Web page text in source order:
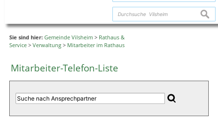
Sie sind hier: Gemeinde Vilsheim > Rathaus &
Service > Verwaltung > Mitarbeiter im Rathaus
Mitarbeiter-Telefon-Liste